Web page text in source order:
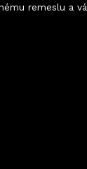
remeslu a